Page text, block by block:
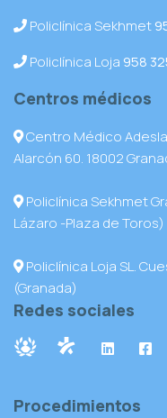
Policlínica Sekhmet
Policlínica Loja 958
Centros médicos
Centro Médico
Alarcón 60. 18002
Policlínica Sekhmet
Lázaro -Plaza de Toros)
Policlínica Loja SL.
(Granada)
Redes sociales
Procedimientos